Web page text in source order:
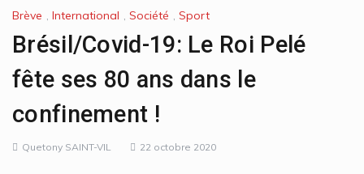
Brève , International , Société , Sport
Brésil/Covid-19: Le Roi Pelé
fête ses 80 ans dans le
confinement !
Quetony SAINT-VIL 22 octobre 2020